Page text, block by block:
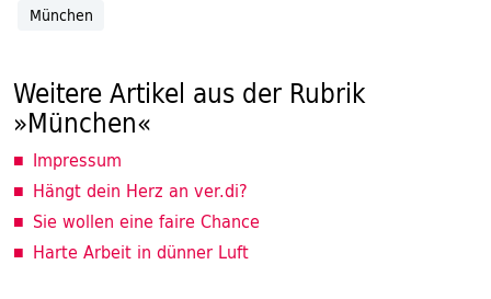
München
Weitere Artikel aus der Rubrik
»München«
Impressum
Hängt dein Herz an ver.di?
Sie wollen eine faire Chance
Harte Arbeit in dünner Luft